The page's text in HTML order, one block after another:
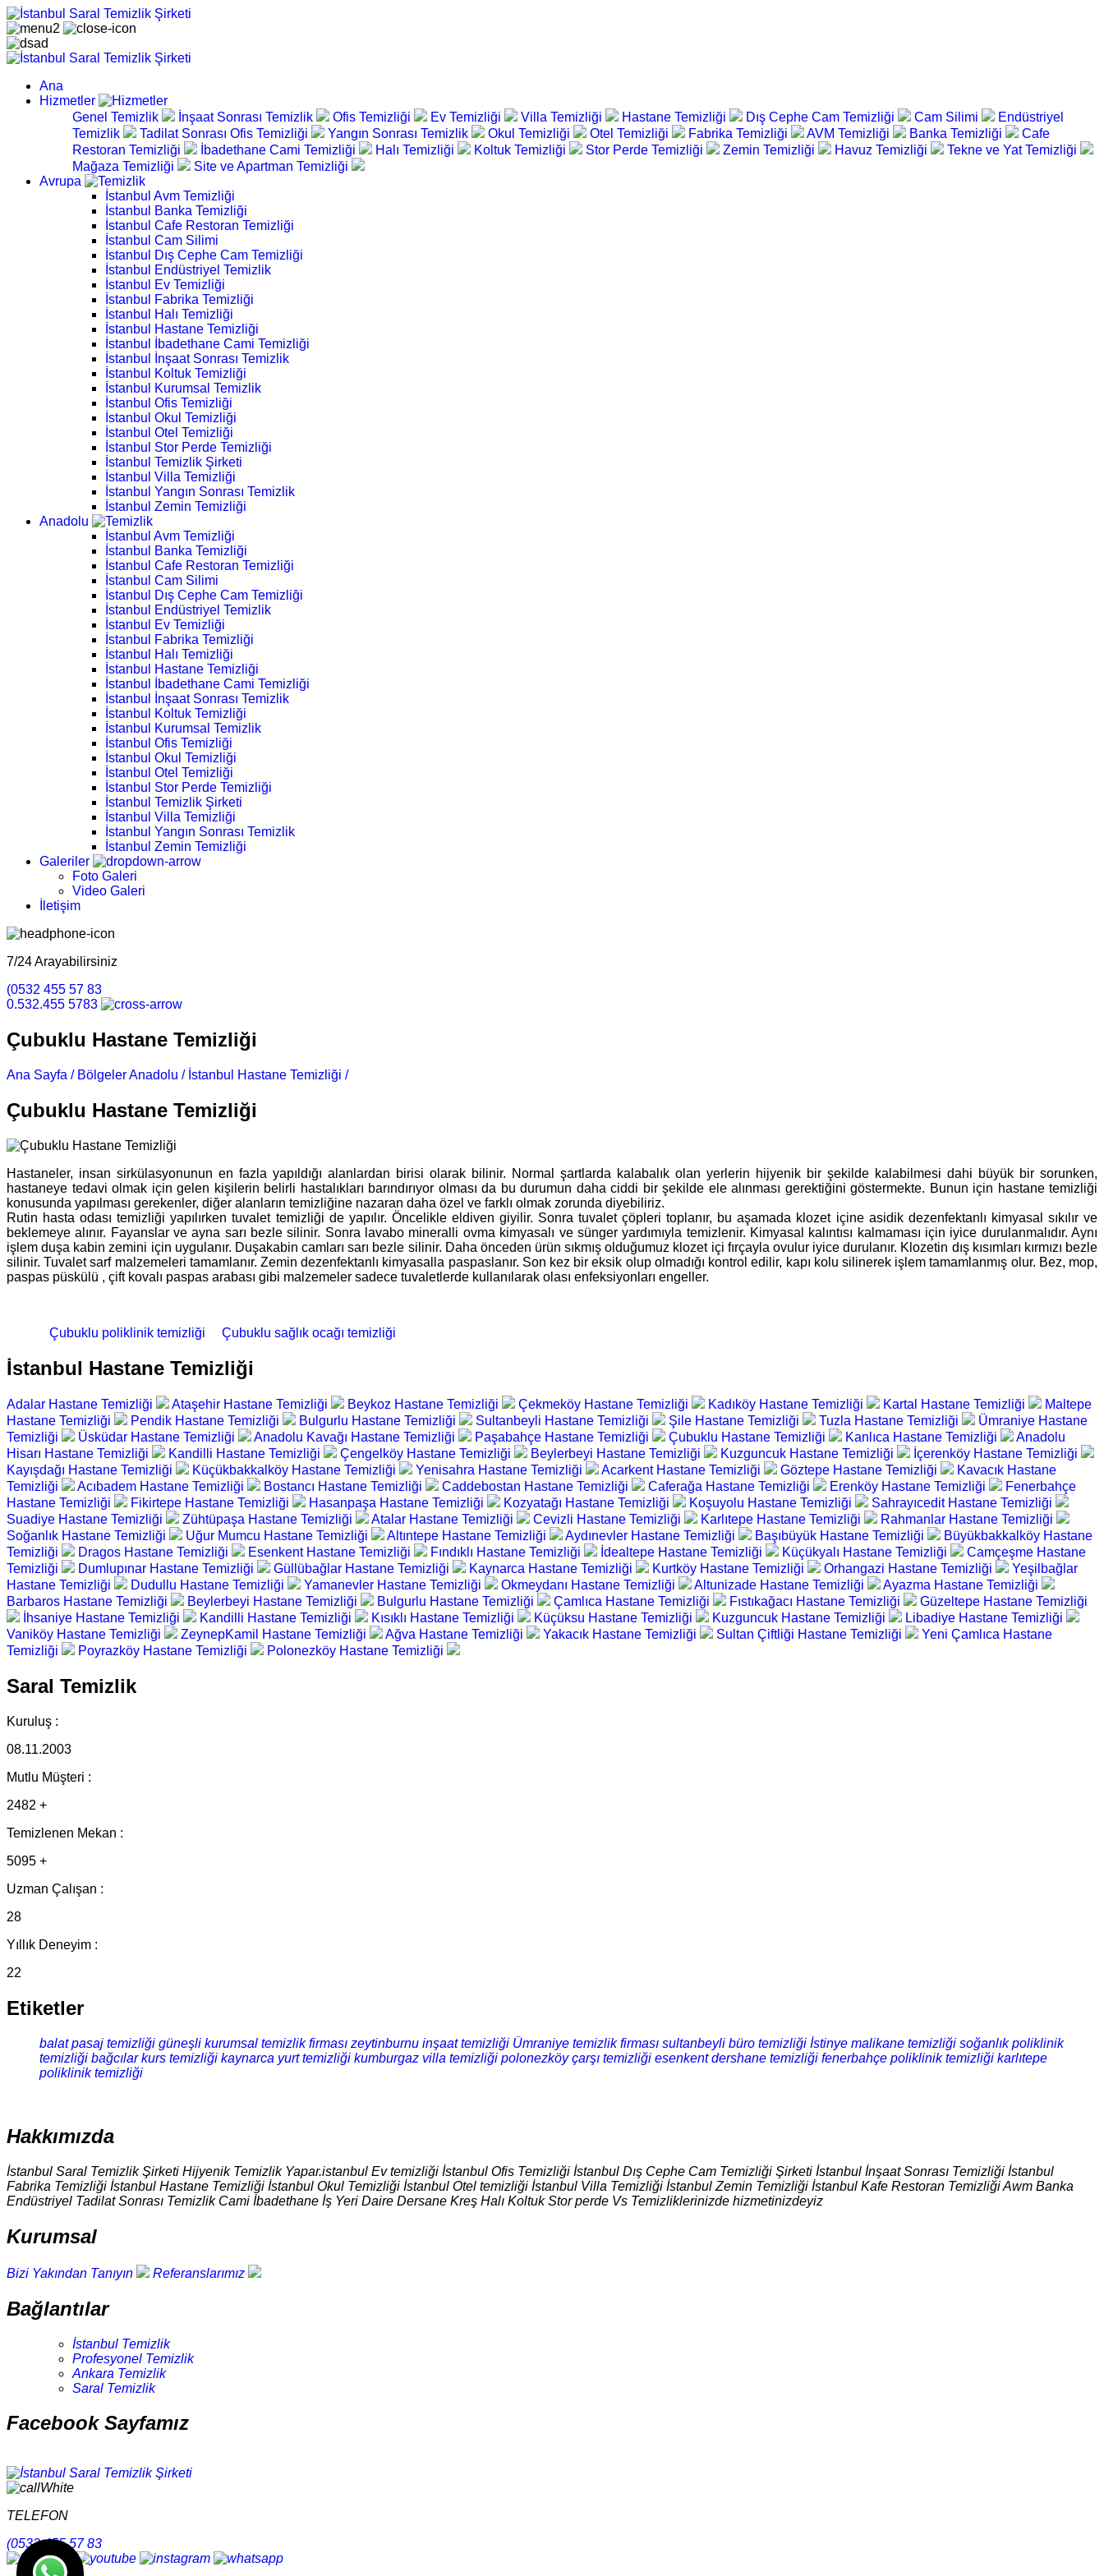
Ana
Hizmetler
Genel Temizlik
İnşaat Sonrası Temizlik Ofis Temizliği Ev Temizliği Villa Temizliği Hastane Temizliği Dış Cephe Cam Temizliği Cam Silimi
Endüstriyel
Temizlik
Tadilat Sonrası Ofis Temizliği Yangın Sonrası Temizlik Okul Temizliği Otel Temizliği Fabrika Temizliği AVM Temizliği Banka Temizliği
Cafe
Restoran Temizliği
İbadethane Cami Temizliği Halı Temizliği Koltuk Temizliği Stor Perde Temizliği Zemin Temizliği Havuz Temizliği
Tekne ve Yat Temizliği
Mağaza Temizliği
Site ve Apartman Temizliği
Avrupa
İstanbul Avm Temizliği
İstanbul Banka Temizliği
İstanbul Cafe Restoran Temizliği
İstanbul Cam Silimi
İstanbul Dış Cephe Cam Temizliği
İstanbul Endüstriyel Temizlik
İstanbul Ev Temizliği
İstanbul Fabrika Temizliği
İstanbul Halı Temizliği
İstanbul Hastane Temizliği
İstanbul İbadethane Cami Temizliği
İstanbul İnşaat Sonrası Temizlik
İstanbul Koltuk Temizliği
İstanbul Kurumsal Temizlik
İstanbul Ofis Temizliği
İstanbul Okul Temizliği
İstanbul Otel Temizliği
İstanbul Stor Perde Temizliği
İstanbul Temizlik Şirketi
İstanbul Villa Temizliği
İstanbul Yangın Sonrası Temizlik
İstanbul Zemin Temizliği
Anadolu
İstanbul Avm Temizliği
İstanbul Banka Temizliği
İstanbul Cafe Restoran Temizliği
İstanbul Cam Silimi
İstanbul Dış Cephe Cam Temizliği
İstanbul Endüstriyel Temizlik
İstanbul Ev Temizliği
İstanbul Fabrika Temizliği
İstanbul Halı Temizliği
İstanbul Hastane Temizliği
İstanbul İbadethane Cami Temizliği
İstanbul İnşaat Sonrası Temizlik
İstanbul Koltuk Temizliği
İstanbul Kurumsal Temizlik
İstanbul Ofis Temizliği
İstanbul Okul Temizliği
İstanbul Otel Temizliği
İstanbul Stor Perde Temizliği
İstanbul Temizlik Şirketi
İstanbul Villa Temizliği
İstanbul Yangın Sonrası Temizlik
İstanbul Zemin Temizliği
Galeriler
Foto Galeri
Video Galeri
İletişim
7/24 Arayabilirsiniz
(0532 455 57 83
0.532.455 5783
Çubuklu Hastane Temizliği
Ana Sayfa / Bölgeler Anadolu / İstanbul Hastane Temizliği /
Çubuklu Hastane Temizliği
Hastaneler, insan sirkülasyonunun en fazla yapıldığı alanlardan birisi olarak bilinir. Normal şartlarda kalabalık olan yerlerin hijyenik bir şekilde kalabilmesi dahi büyük bir sorunken,
hastaneye tedavi olmak için gelen kişilerin belirli hastalıkları barındırıyor olması da bu durumun daha ciddi bir şekilde ele alınması gerektiğini göstermekte. Bunun için hastane temizliği
konusunda yapılması gerekenler, diğer alanların temizliğine nazaran daha özel ve farklı olmak zorunda diyebiliriz.
Rutin hasta odası temizliği yapılırken tuvalet temizliği de yapılır. Öncelikle eldiven giyilir. Sonra tuvalet çöpleri toplanır, bu aşamada klozet içine asidik dezenfektanlı kimyasal sıkılır ve
beklemeye alınır. Fayanslar ve ayna sarı bezle silinir. Sonra lavabo mineralli ovma kimyasalı ve sünger yardımıyla temizlenir. Kimyasal kalıntısı kalmaması için iyice durulanmalıdır. Aynı
işlem duşa kabin zemini için uygulanır. Duşakabin camları sarı bezle silinir. Daha önceden ürün sıkmış olduğumuz klozet içi fırçayla ovulur iyice durulanır. Klozetin dış kısımları kırmızı bezle
silinir. Tuvalet sarf malzemeleri tamamlanır. Zemin dezenfektanlı kimyasalla paspaslanır. Son kez bir eksik olup olmadığı kontrol edilir, kapı kolu silinerek işlem tamamlanmış olur. Bez, mop,
paspas püskülü , çift kovalı paspas arabası gibi malzemeler sadece tuvaletlerde kullanılarak olası enfeksiyonları engeller.
Çubuklu poliklinik temizliği Çubuklu sağlık ocağı temizliği
İstanbul Hastane Temizliği
Adalar Hastane Temizliği Ataşehir Hastane Temizliği Beykoz Hastane Temizliği Çekmeköy Hastane Temizliği Kadıköy Hastane Temizliği Kartal Hastane Temizliği
Maltepe
Hastane Temizliği
Pendik Hastane Temizliği Bulgurlu Hastane Temizliği Sultanbeyli Hastane Temizliği Şile Hastane Temizliği Tuzla Hastane Temizliği
Ümraniye Hastane
Temizliği
Üsküdar Hastane Temizliği Anadolu Kavağı Hastane Temizliği Paşabahçe Hastane Temizliği Çubuklu Hastane Temizliği Kanlıca Hastane Temizliği
Anadolu
Hisarı Hastane Temizliği
Kandilli Hastane Temizliği Çengelköy Hastane Temizliği Beylerbeyi Hastane Temizliği Kuzguncuk Hastane Temizliği
İçerenköy Hastane Temizliği
Kayışdağı Hastane Temizliği
Küçükbakkalköy Hastane Temizliği Yenisahra Hastane Temizliği Acarkent Hastane Temizliği Göztepe Hastane Temizliği
Kavacık Hastane
Temizliği
Acıbadem Hastane Temizliği Bostancı Hastane Temizliği Caddebostan Hastane Temizliği Caferağa Hastane Temizliği Erenköy Hastane Temizliği
Fenerbahçe
Hastane Temizliği
Fikirtepe Hastane Temizliği Hasanpaşa Hastane Temizliği Kozyatağı Hastane Temizliği Koşuyolu Hastane Temizliği
Sahrayıcedit Hastane Temizliği
Suadiye Hastane Temizliği
Zühtüpaşa Hastane Temizliği Atalar Hastane Temizliği Cevizli Hastane Temizliği Karlıtepe Hastane Temizliği
Rahmanlar Hastane Temizliği
Soğanlık Hastane Temizliği
Uğur Mumcu Hastane Temizliği Altıntepe Hastane Temizliği Aydınevler Hastane Temizliği Başıbüyük Hastane Temizliği
Büyükbakkalköy Hastane
Temizliği
Dragos Hastane Temizliği Esenkent Hastane Temizliği Fındıklı Hastane Temizliği İdealtepe Hastane Temizliği Küçükyalı Hastane Temizliği
Camçeşme Hastane
Temizliği
Dumlupınar Hastane Temizliği Güllübağlar Hastane Temizliği Kaynarca Hastane Temizliği Kurtköy Hastane Temizliği Orhangazi Hastane Temizliği
Yeşilbağlar
Hastane Temizliği
Dudullu Hastane Temizliği Yamanevler Hastane Temizliği Okmeydanı Hastane Temizliği Altunizade Hastane Temizliği
Ayazma Hastane Temizliği
Barbaros Hastane Temizliği
Beylerbeyi Hastane Temizliği Bulgurlu Hastane Temizliği Çamlıca Hastane Temizliği Fıstıkağacı Hastane Temizliği
Güzeltepe Hastane Temizliği
İhsaniye Hastane Temizliği
Kandilli Hastane Temizliği Kısıklı Hastane Temizliği Küçüksu Hastane Temizliği Kuzguncuk Hastane Temizliği
Libadiye Hastane Temizliği
Vaniköy Hastane Temizliği
ZeynepKamil Hastane Temizliği Ağva Hastane Temizliği Yakacık Hastane Temizliği Sultan Çiftliği Hastane Temizliği
Yeni Çamlıca Hastane
Temizliği
Poyrazköy Hastane Temizliği Polonezköy Hastane Temizliği
Saral Temizlik
Kuruluş :
08.11.2003
Mutlu Müşteri :
2482 +
Temizlenen Mekan :
5095 +
Uzman Çalışan :
28
Yıllık Deneyim :
22
Etiketler
balat pasaj temizliği güneşli kurumsal temizlik firması zeytinburnu inşaat temizliği Ümraniye temizlik firması sultanbeyli büro temizliği İstinye malikane temizliği soğanlık poliklinik
temizliği bağcılar kurs temizliği kaynarca yurt temizliği kumburgaz villa temizliği polonezköy çarşı temizliği esenkent dershane temizliği fenerbahçe poliklinik temizliği karlıtepe
poliklinik temizliği
Hakkımızda
İstanbul Saral Temizlik Şirketi Hijyenik Temizlik Yapar.istanbul Ev temizliği İstanbul Ofis Temizliği İstanbul Dış Cephe Cam Temizliği Şirketi İstanbul İnşaat Sonrası Temizliği İstanbul
Fabrika Temizliği İstanbul Hastane Temizliği İstanbul Okul Temizliği İstanbul Otel temizliği İstanbul Villa Temizliği İstanbul Zemin Temizliği İstanbul Kafe Restoran Temizliği Awm Banka
Endüstriyel Tadilat Sonrası Temizlik Cami İbadethane İş Yeri Daire Dersane Kreş Halı Koltuk Stor perde Vs Temizliklerinizde hizmetinizdeyiz
Kurumsal
Bizi Yakından Tanıyın Referanslarımız
Bağlantılar
İstanbul Temizlik
Profesyonel Temizlik
Ankara Temizlik
Saral Temizlik
Facebook Sayfamız
TELEFON
(0532 455 57 83